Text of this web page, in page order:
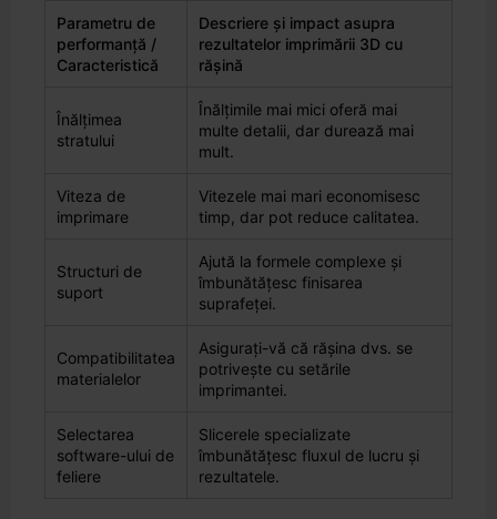
Parametru de
performanță /
Caracteristică
Descriere și impact asupra
rezultatelor imprimării 3D cu
rășină
Înălțimea
stratului
Înălțimile mai mici oferă mai
multe detalii, dar durează mai
mult.
Viteza de
imprimare
Vitezele mai mari economisesc
timp, dar pot reduce calitatea.
Structuri de
suport
Ajută la formele complexe și
îmbunătățesc finisarea
suprafeței.
Compatibilitatea
materialelor
Asigurați-vă că rășina dvs. se
potrivește cu setările
imprimantei.
Selectarea
software-ului de
feliere
Slicerele specializate
îmbunătățesc fluxul de lucru și
rezultatele.